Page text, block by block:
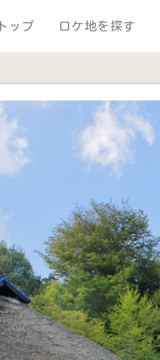
トップ ロケ地を探す